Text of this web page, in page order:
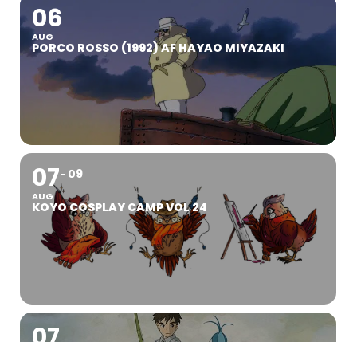
06
AUG
PORCO ROSSO (1992) AF HAYAO MIYAZAKI
07
AUG
09
KOYO COSPLAY CAMP VOL 24